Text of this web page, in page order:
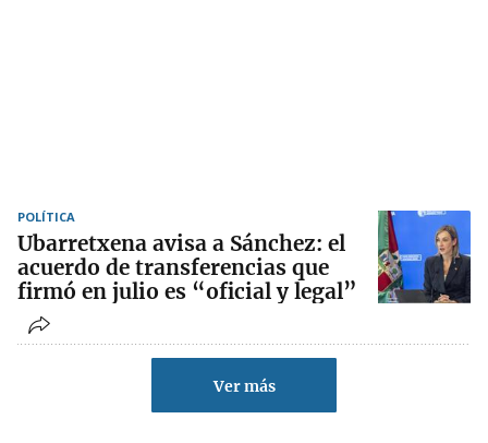
POLÍTICA
Ubarretxena avisa a Sánchez: el
acuerdo de transferencias que
firmó en julio es “oficial y legal”
Ver más